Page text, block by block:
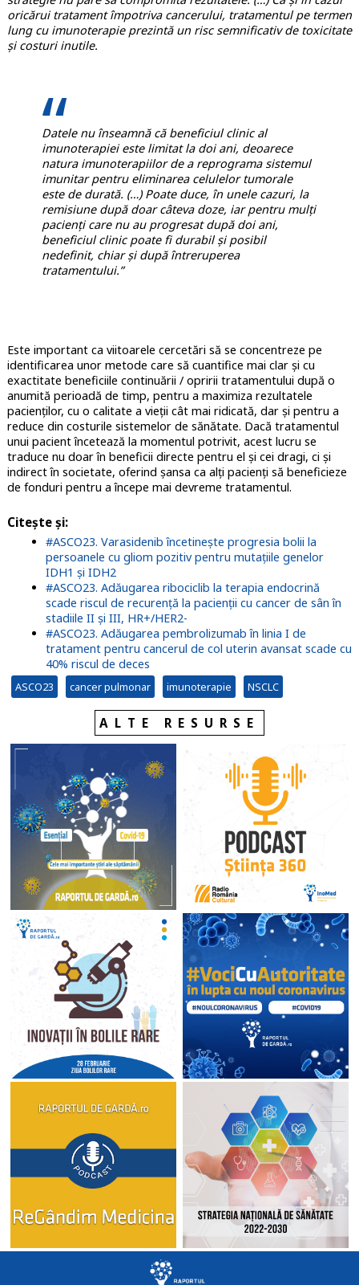
oricărui tratament împotriva cancerului, tratamentul pe termen
lung cu imunoterapie prezintă un risc semnificativ de toxicitate
și costuri inutile.
Datele nu înseamnă că beneficiul clinic al
imunoterapiei este limitat la doi ani, deoarece
natura imunoterapiilor de a reprograma sistemul
imunitar pentru eliminarea celulelor tumorale
este de durată. (…) Poate duce, în unele cazuri, la
remisiune după doar câteva doze, iar pentru mulți
pacienți care nu au progresat după doi ani,
beneficiul clinic poate fi durabil și posibil
nedefinit, chiar și după întreruperea
tratamentului.”
Este important ca viitoarele cercetări să se concentreze pe
identificarea unor metode care să cuantifice mai clar și cu
exactitate beneficiile continuării / opririi tratamentului după o
anumită perioadă de timp, pentru a maximiza rezultatele
pacienților, cu o calitate a vieții cât mai ridicată, dar și pentru a
reduce din costurile sistemelor de sănătate. Dacă tratamentul
unui pacient încetează la momentul potrivit, acest lucru se
traduce nu doar în beneficii directe pentru el și cei dragi, ci și
indirect în societate, oferind șansa ca alți pacienți să beneficieze
de fonduri pentru a începe mai devreme tratamentul.
Citește și:
#ASCO23. Varasidenib încetinește progresia bolii la
persoanele cu gliom pozitiv pentru mutațiile genelor
IDH1 şi IDH2
#ASCO23. Adăugarea ribociclib la terapia endocrină
scade riscul de recurență la pacienții cu cancer de sân în
stadiile II și III, HR+/HER2-
#ASCO23. Adăugarea pembrolizumab în linia I de
tratament pentru cancerul de col uterin avansat scade cu
40% riscul de deces
ASCO23 cancer pulmonar imunoterapie NSCLC
ALTE RESURSE